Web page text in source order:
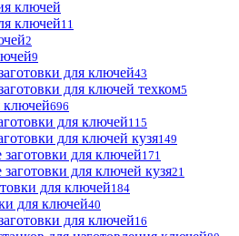
ключей
ключей11
2
9
для ключей43
для ключей техком5
ключей696
для ключей115
для ключей кузя149
для ключей171
для ключей кузя21
для ключей184
для ключей40
для ключей16